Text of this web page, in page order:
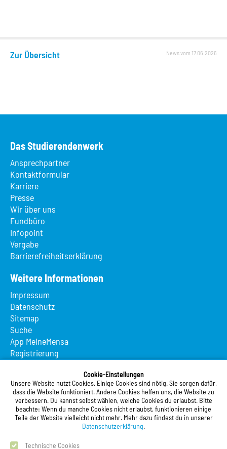
Cookie-Einstellungen
Unsere Website nutzt Cookies. Einige Cookies sind nötig. Sie sorgen dafür,
dass die Website funktioniert. Andere Cookies helfen uns, die Website zu
verbessern. Du kannst selbst wählen, welche Cookies du erlaubst. Bitte
beachte: Wenn du manche Cookies nicht erlaubst, funktionieren einige
Teile der Website vielleicht nicht mehr. Mehr dazu findest du in unserer
Datenschutzerklärung.
Technische Cookies
News vom 17.06.2026
Zur Übersicht
Das Studierendenwerk
Ansprechpartner
Kontaktformular
Karriere
Presse
Wir über uns
Fundbüro
Infopoint
Vergabe
Barrierefreiheitserklärung
Weitere Informationen
Impressum
Datenschutz
Sitemap
Suche
App MeineMensa
Registrierung
Studierendenwerk Vorderpfalz
Studierendenwerk Vorderpfalz
Anstalt des öffentlichen Rechts
Xylanderstraße 17
76829 Landau in der Pfalz